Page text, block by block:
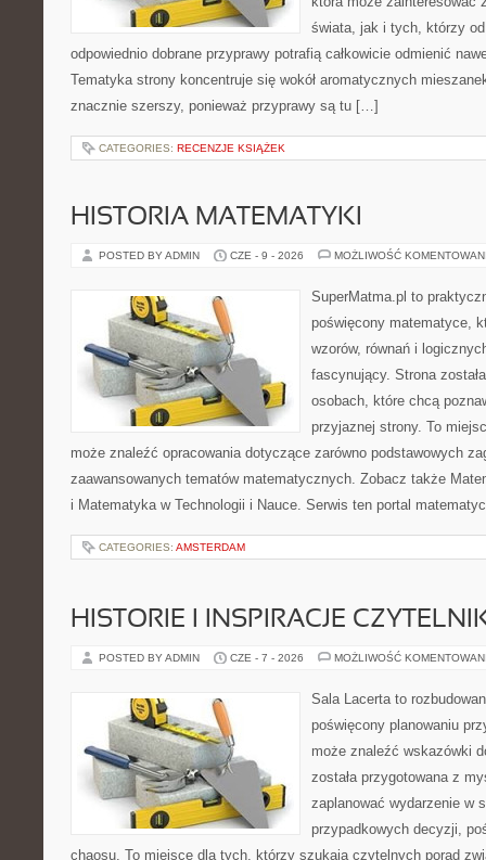
świata, jak i tych, którzy
odpowiednio dobrane przyprawy potrafią całkowicie odmienić
Tematyka strony koncentruje się wokół aromatycznych
znacznie szerszy, ponieważ przyprawy są tu […]
CATEGORIES: RECENZJE KSIĄŻEK
HISTORIA MATEMATYKI
POSTED BY ADMIN CZE - 9 - 2026 MOŻLIWOŚĆ
SuperMatma.pl to
poświęcony matematyce,
wzorów, równań i
fascynujący. Strona
osobach, które chcą
przyjaznej strony. To
może znaleźć opracowania dotyczące zarówno podstawowych
zaawansowanych tematów matematycznych. Zobacz także
i Matematyka w Technologii i Nauce. Serwis ten portal
CATEGORIES: AMSTERDAM
HISTORIE I INSPIRACJE
POSTED BY ADMIN CZE - 7 - 2026 MOŻLIWOŚĆ
Sala Lacerta to
poświęcony planowaniu
może znaleźć wskazówki
została przygotowana z
zaplanować wydarzenie w
przypadkowych decyzji,
chaosu. To miejsce dla tych, którzy szukają czytelnych porad